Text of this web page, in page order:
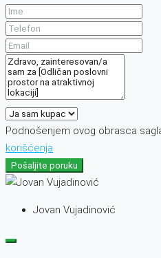
Podnošenjem ovog obrasca
korišćenja
Pošaljite poruku
Jovan Vujadinović